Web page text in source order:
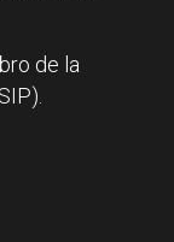
de la